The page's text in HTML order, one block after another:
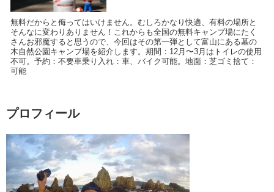
無料だからと侮ってはいけません。むしろかなり快適、有料の場所と
そんなに変わりありません！これからも全国の無料キャンプ場にたく
さんお邪魔すると思うので、今回はその第一弾として富山にある墓の
木自然公園キャンプ場を紹介します。期間：12月〜3月はトイレの使用
不可。予約：不要車乗り入れ：車、バイク可能。地面：芝ゴミ捨て：
可能
プロフィール